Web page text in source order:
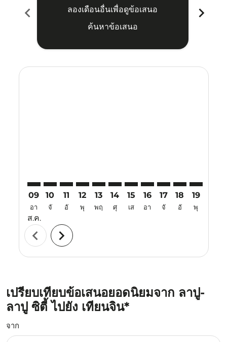
chevron_left
ลองเดือนอื่นเพื่อดูข้อเสนอ
ค้นหาข้อเสนอ
chevron_right
09
อา
ส.ค.
10
จั
11
อั
12
พุ
13
พฤ
14
ศุ
15
เส
16
อา
17
จั
18
อั
19
พุ
chevron_left chevron_right
เปรียบเทียบข้อเสนอยอดนิยมจาก ลาปู-
ลาปู ซิตี้ ไปยัง เทียนจิน*
จาก